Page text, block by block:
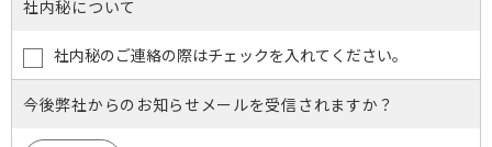
社内秘について
社内秘のご連絡の際はチェックを入れてください。
今後弊社からのお知らせメールを受信されますか？